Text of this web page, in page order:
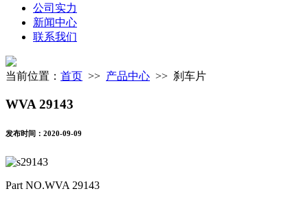
公司实力
新闻中心
联系我们
当前位置： 首页 >> 产品中心 >> 刹车片
WVA 29143
发布时间：2020-09-09
Part NO.WVA 29143